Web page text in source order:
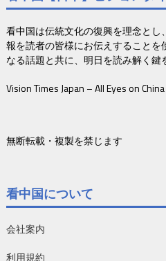
看中国は伝統文化の復興を理念と
報を読者の皆様にお伝えすることを
なる話題と共に、明日を読み解く鍵
Vision Times Japan – All Eyes on China
無断転載・複製を禁じます
看中国について
会社案内
利用規約